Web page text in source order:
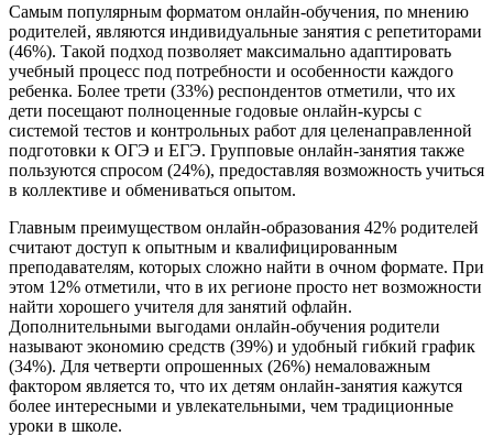
Самым популярным форматом онлайн-обучения, по мнению
родителей, являются индивидуальные занятия с репетиторами
(46%). Такой подход позволяет максимально адаптировать
учебный процесс под потребности и особенности каждого
ребенка. Более трети (33%) респондентов отметили, что их
дети посещают полноценные годовые онлайн-курсы с
системой тестов и контрольных работ для целенаправленной
подготовки к ОГЭ и ЕГЭ. Групповые онлайн-занятия также
пользуются спросом (24%), предоставляя возможность учиться
в коллективе и обмениваться опытом.
Главным преимуществом онлайн-образования 42% родителей
считают доступ к опытным и квалифицированным
преподавателям, которых сложно найти в очном формате. При
этом 12% отметили, что в их регионе просто нет возможности
найти хорошего учителя для занятий офлайн.
Дополнительными выгодами онлайн-обучения родители
называют экономию средств (39%) и удобный гибкий график
(34%). Для четверти опрошенных (26%) немаловажным
фактором является то, что их детям онлайн-занятия кажутся
более интересными и увлекательными, чем традиционные
уроки в школе.